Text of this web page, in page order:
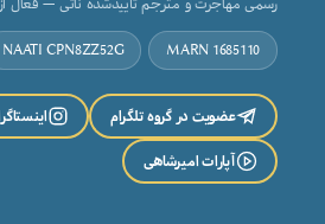
MARN 1685110
NAATI CPN8ZZ52G
عضویت در گروه تلگرام
آپارات امیرشاهی